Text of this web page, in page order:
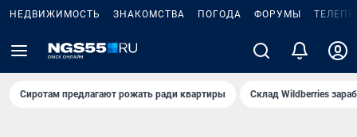
НЕДВИЖИМОСТЬ ЗНАКОМСТВА ПОГОДА ФОРУМЫ
Сиротам предлагают рожать ради квартиры Склад Wildberries